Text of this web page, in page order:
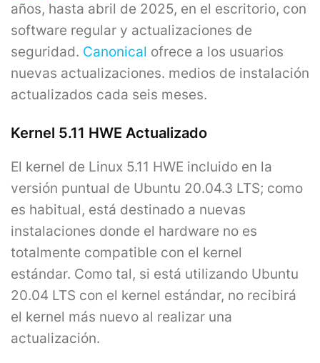
años, hasta abril de 2025, en el escritorio, con
software regular y actualizaciones de
seguridad. Canonical ofrece a los usuarios
nuevas actualizaciones. medios de instalación
actualizados cada seis meses.
Kernel 5.11 HWE Actualizado
El kernel de Linux 5.11 HWE incluido en la
versión puntual de Ubuntu 20.04.3 LTS; como
es habitual, está destinado a nuevas
instalaciones donde el hardware no es
totalmente compatible con el kernel
estándar. Como tal, si está utilizando Ubuntu
20.04 LTS con el kernel estándar, no recibirá
el kernel más nuevo al realizar una
actualización.